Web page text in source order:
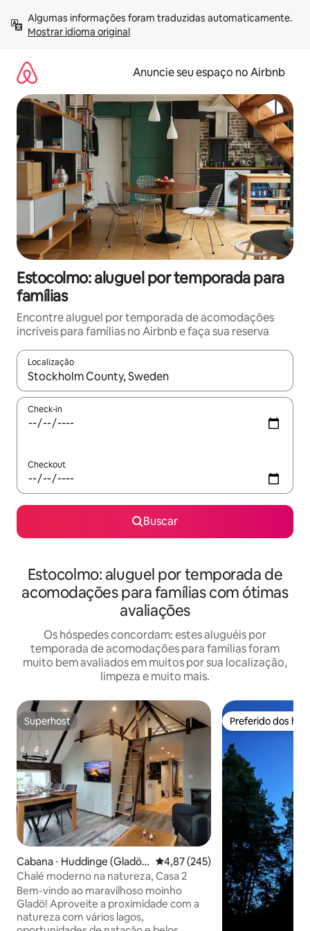
para
Mostrar idioma original
Anuncie seu espaço no Airbnb
Estocolmo: aluguel por temporada para
famílias
Encontre aluguel por temporada de acomodações
incríveis para famílias no Airbnb e faça sua reserva
Localização
Quando os resultados estiverem disponíveis, explore-os
Check-in
Checkout
Buscar
Estocolmo: aluguel por temporada de
acomodações para famílias com ótimas
avaliações
Os hóspedes concordam: estes aluguéis por
temporada de acomodações para famílias foram
muito bem avaliados em muitos por sua localização,
limpeza e muito mais.
Superhost
Superhost
Cabana ⋅ Huddinge (Gladö k
varn)
4,87 de uma avaliação média de
4,87 (245)
Chalé moderno na natureza, Casa 2
Bem-vindo ao maravilhoso moinho
Gladö! Aproveite a proximidade com a
natureza com vários lagos,
Preferido dos
Preferido dos